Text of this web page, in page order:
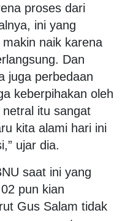
proses dari
ini yang
naik karena
Dan
juga perbedaan
keberpihakan oleh
itu sangat
kita alami hari ini
ujar dia.
saat ini yang
pun kian
Gus Salam tidak